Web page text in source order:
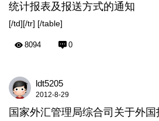
统计报表及报送方式的通知
[/td][/tr] [/table]
8094 0
ldt5205
2012-8-29
国家外汇管理局综合司关于外